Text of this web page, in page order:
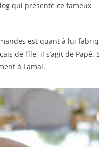
qui présente ce fameux
est quant à lui
de l’île, il s’agit de Papé. Sa
à Lamai.